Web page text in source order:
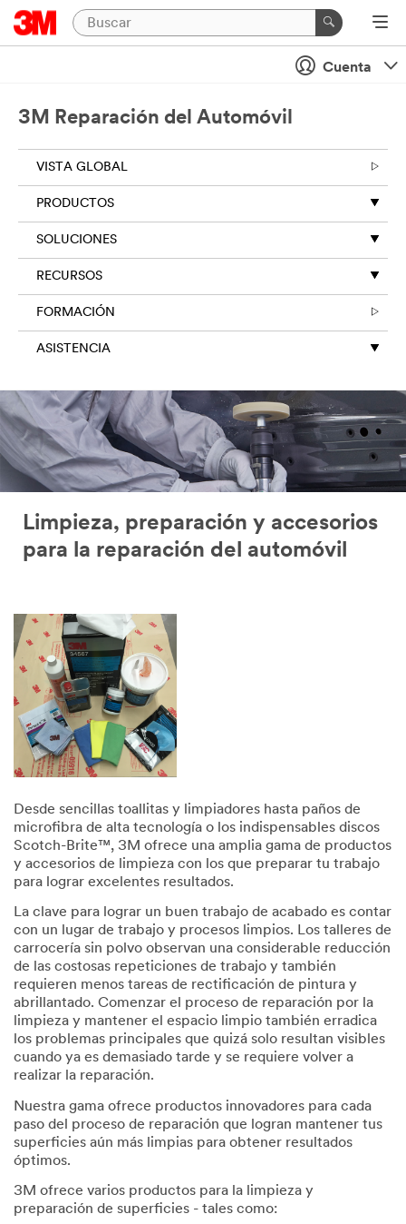
Cuenta
3M Reparación del Automóvil
VISTA GLOBAL
PRODUCTOS
SOLUCIONES
RECURSOS
FORMACIÓN
ASISTENCIA
Limpieza, preparación y accesorios
para la reparación del automóvil
Desde sencillas toallitas y limpiadores hasta paños de
microfibra de alta tecnología o los indispensables discos
Scotch-Brite™, 3M ofrece una amplia gama de productos
y accesorios de limpieza con los que preparar tu trabajo
para lograr excelentes resultados.
La clave para lograr un buen trabajo de acabado es contar
con un lugar de trabajo y procesos limpios. Los talleres de
carrocería sin polvo observan una considerable reducción
de las costosas repeticiones de trabajo y también
requieren menos tareas de rectificación de pintura y
abrillantado. Comenzar el proceso de reparación por la
limpieza y mantener el espacio limpio también erradica
los problemas principales que quizá solo resultan visibles
cuando ya es demasiado tarde y se requiere volver a
realizar la reparación.
Nuestra gama ofrece productos innovadores para cada
paso del proceso de reparación que logran mantener tus
superficies aún más limpias para obtener resultados
óptimos.
3M ofrece varios productos para la limpieza y
preparación de superficies - tales como: